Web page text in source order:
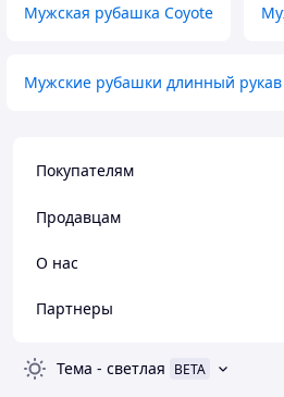
Мужская рубашка Coyote
Мужские рубашки длинный
Покупателям
Продавцам
О нас
Партнеры
Тема - светлая BETA